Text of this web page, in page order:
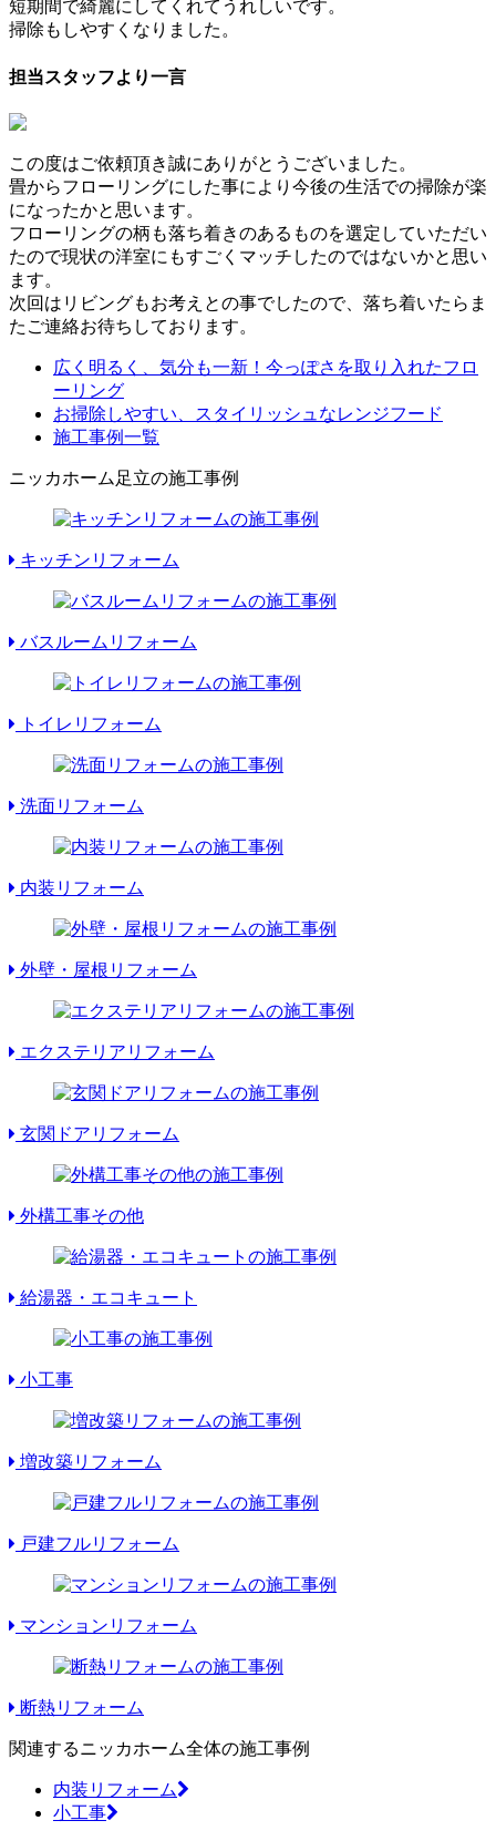
短期間で綺麗にしてくれてうれしいです。
掃除もしやすくなりました。
担当スタッフより一言
この度はご依頼頂き誠にありがとうございました。
畳からフローリングにした事により今後の生活での掃除が楽
になったかと思います。
フローリングの柄も落ち着きのあるものを選定していただい
たので現状の洋室にもすごくマッチしたのではないかと思い
ます。
次回はリビングもお考えとの事でしたので、落ち着いたらま
たご連絡お待ちしております。
広く明るく、気分も一新！今っぽさを取り入れたフロ
ーリング
お掃除しやすい、スタイリッシュなレンジフード
施工事例一覧
ニッカホーム足立の施工事例
キッチンリフォーム
バスルームリフォーム
トイレリフォーム
洗面リフォーム
内装リフォーム
外壁・屋根リフォーム
エクステリアリフォーム
玄関ドアリフォーム
外構工事その他
給湯器・エコキュート
小工事
増改築リフォーム
戸建フルリフォーム
マンションリフォーム
断熱リフォーム
関連するニッカホーム全体の施工事例
内装リフォーム
小工事